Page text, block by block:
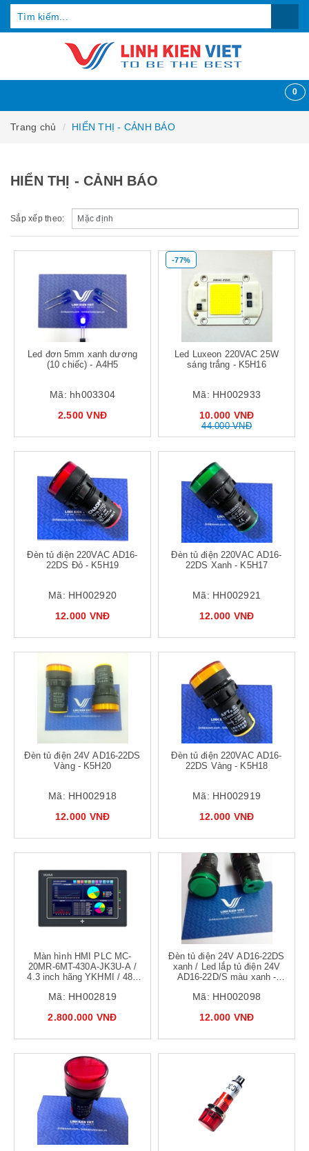
0
Trang chủ HIỂN THỊ - CẢNH BÁO
HIỂN THỊ - CẢNH BÁO
Sắp xếp theo:
Led đơn 5mm xanh dương
(10 chiếc) - A4H5
Mã: hh003304
2.500 VNĐ
-77%
Led Luxeon 220VAC 25W
sáng trắng - K5H16
Mã: HH002933
10.000 VNĐ
44.000 VNĐ
Đèn tủ điện 220VAC AD16-
22DS Đỏ - K5H19
Mã: HH002920
12.000 VNĐ
Đèn tủ điện 220VAC AD16-
22DS Xanh - K5H17
Mã: HH002921
12.000 VNĐ
Đèn tủ điện 24V AD16-22DS
Vàng - K5H20
Mã: HH002918
12.000 VNĐ
Đèn tủ điện 220VAC AD16-
22DS Vàng - K5H18
Mã: HH002919
12.000 VNĐ
Màn hình HMI PLC MC-
20MR-6MT-430A-JK3U-A /
4.3 inch hãng YKHMI / 485
Mã: HH002819
2.800.000 VNĐ
Đèn tủ điện 24V AD16-22DS
xanh / Led lắp tủ điện 24V
AD16-22D/S màu xanh -
Mã: HH002098
12.000 VNĐ